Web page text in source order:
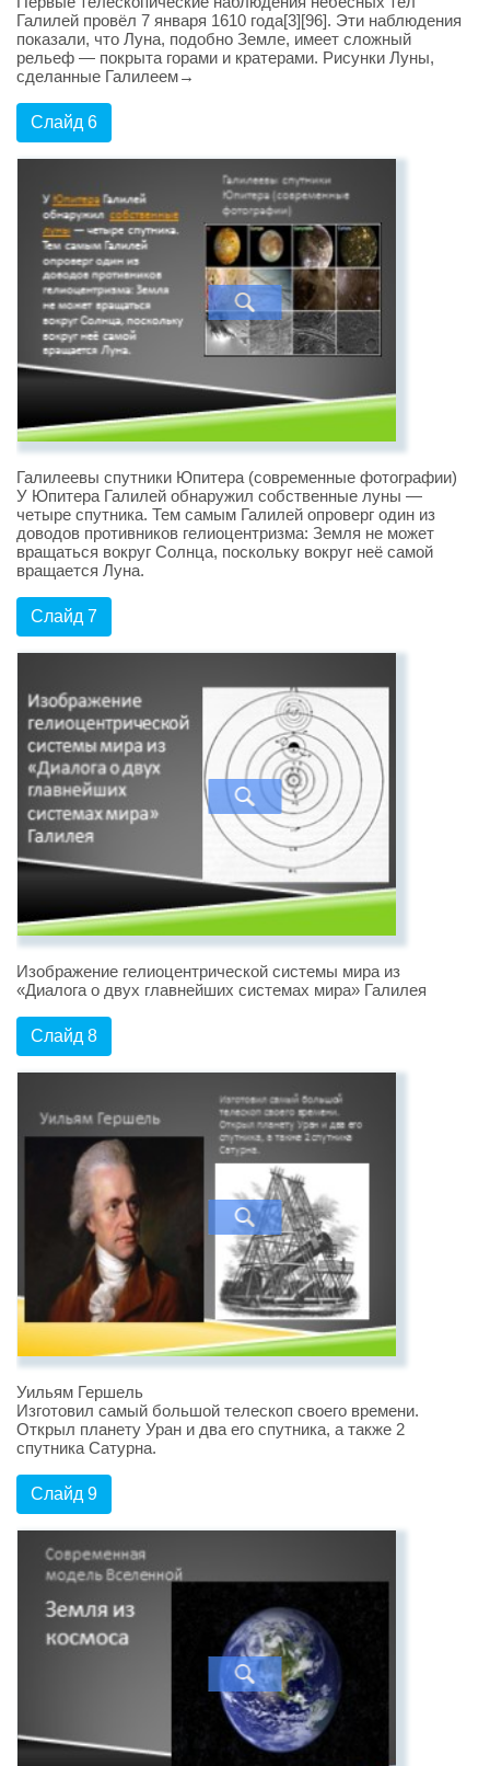
Галилей провёл 7 января 1610 года[3][96]. Эти наблюдения
показали, что Луна, подобно Земле, имеет сложный
рельеф — покрыта горами и кратерами. Рисунки Луны,
сделанные Галилеем→
Слайд 6
Галилеевы спутники Юпитера (современные фотографии)
У Юпитера Галилей обнаружил собственные луны —
четыре спутника. Тем самым Галилей опроверг один из
доводов противников гелиоцентризма: Земля не может
вращаться вокруг Солнца, поскольку вокруг неё самой
вращается Луна.
Слайд 7
Изображение гелиоцентрической системы мира из
«Диалога о двух главнейших системах мира» Галилея
Слайд 8
Уильям Гершель
Изготовил самый большой телескоп своего времени.
Открыл планету Уран и два его спутника, а также 2
спутника Сатурна.
Слайд 9